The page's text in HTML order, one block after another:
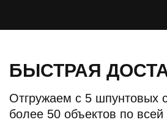
БЫСТРАЯ
Отгружаем с 5 шпунтовых
более 50 объектов по всей